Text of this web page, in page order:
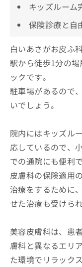
キッズルーム
保険診療と自
白いあさがお皮ふ
駅から徒歩1分の
ックです。
駐車場があるので
いでしょう。
院内にはキッズル
応しているので、
での通院にも便利で
皮膚科の保険適用
治療をするために
せた治療も受けられ
美容皮膚科は、患
膚科と異なるエリ
た環境でリラック